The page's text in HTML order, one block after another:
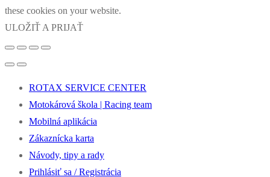
these cookies on your website.
ULOŽIŤ A PRIJAŤ
ROTAX SERVICE CENTER
Motokárová škola | Racing team
Mobilná aplikácia
Zákaznícka karta
Návody, tipy a rady
Prihlásiť sa / Registrácia